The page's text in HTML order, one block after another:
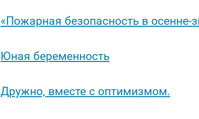
«Пожарная безопасность в осенне-
Юная беременность
Дружно, вместе с оптимизмом.